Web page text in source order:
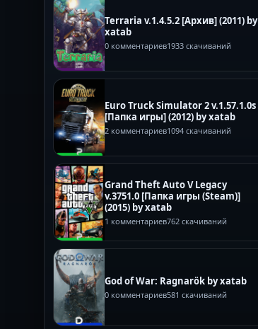
Terraria v.1.4.5.2 [Архив] (2011) by
xatab
0 комментариев1933 скачиваний
Euro Truck Simulator 2 v.1.57.1.0s
[Папка игры] (2012) by xatab
2 комментариев1094 скачиваний
Grand Theft Auto V Legacy
v.3751.0 [Папка игры (Steam)]
(2015) by xatab
1 комментариев762 скачиваний
God of War: Ragnarök by xatab
0 комментариев581 скачиваний